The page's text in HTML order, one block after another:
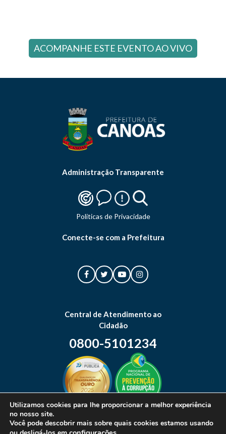
ACOMPANHE ESTE EVENTO AO VIVO
Administração Transparente
Politicas de Privacidade
Conecte-se com a Prefeitura
Central de Atendimento ao
Cidadão
0800-5101234
Utilizamos cookies para lhe proporcionar a melhor experiência
no nosso site.
Você pode descobrir mais sobre quais cookies estamos usando